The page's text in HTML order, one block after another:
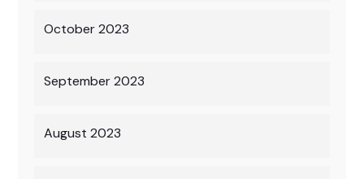
October 2023
September 2023
August 2023